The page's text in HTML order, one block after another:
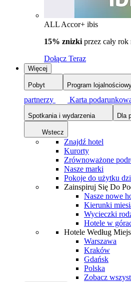
ALL Accor+ ibis
15% znizki przez cały
Dołącz Teraz
Więcej
Pobyt Program
partnerzy
Karta
Spotkania i wydarzenia Dla
Wstecz
Znajdź hotel
Kurorty
Zrównoważone
Nasze marki
Pokoje do użytku
Zainspiruj Się Do
Nasze nowe
Kierunki
Wycieczki
Hotele w
Hotele Według
Warszawa
Kraków
Gdańsk
Polska
Zobacz